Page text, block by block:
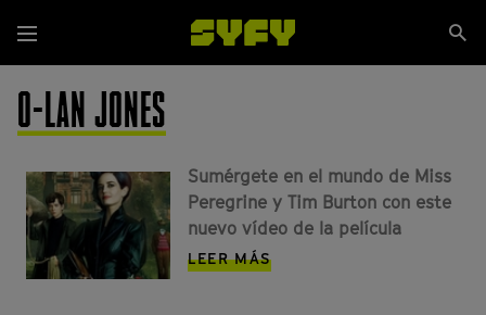
contenido
principal
Menú
O-LAN JONES
Sumérgete en el mundo de Miss
Peregrine y Tim Burton con este
nuevo vídeo de la película
LEER MÁS